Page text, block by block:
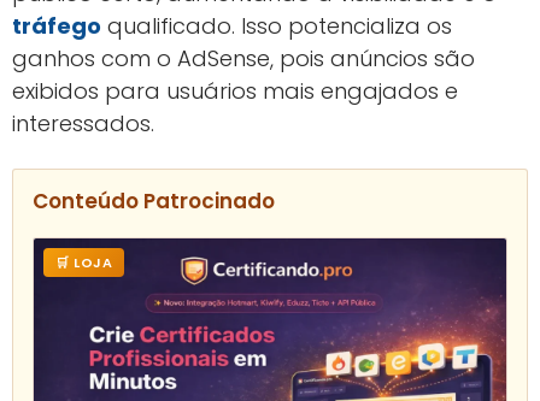
tráfego qualificado. Isso potencializa os
ganhos com o AdSense, pois anúncios são
exibidos para usuários mais engajados e
interessados.
Conteúdo Patrocinado
🛒 LOJA